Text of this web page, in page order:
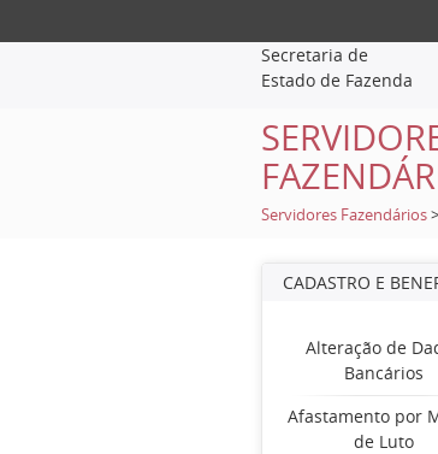
Secretaria de
Estado de Fazenda
Servidores Fazendários >
CADASTRO E
Alteração de
Bancários
Afastamento por
de Luto